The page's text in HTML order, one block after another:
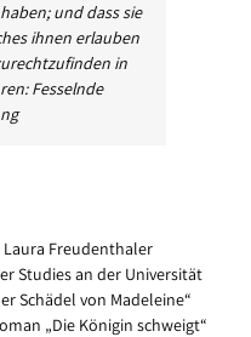
und dass sie
ihnen erlauben
in
Fesselnde
Laura Freudenthaler
Studies an der Universität
Schädel von Madeleine“
„Die Königin schweigt“